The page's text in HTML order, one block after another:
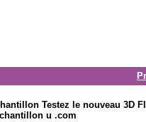
Testez le nouveau 3D
u .com